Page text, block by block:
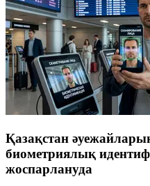
Қазақстан
биометриялық
жоспарлануда